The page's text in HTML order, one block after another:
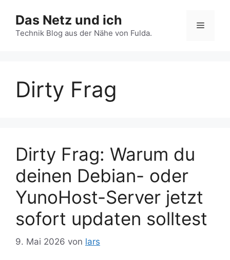
Inhalt
springen
Das Netz und ich
Technik Blog aus der Nähe von Fulda.
Menü
Dirty Frag
Dirty Frag: Warum du
deinen Debian- oder
YunoHost-Server jetzt
sofort updaten solltest
9. Mai 2026 von lars